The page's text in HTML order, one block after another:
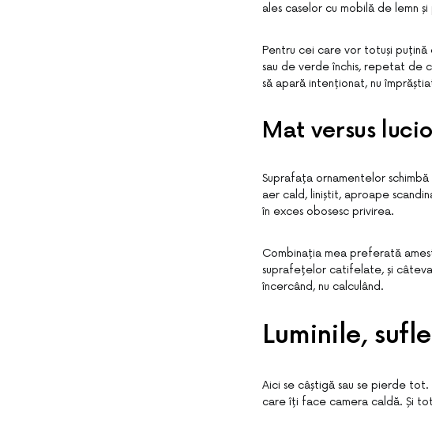
ales caselor cu mobilă de lemn
Pentru cei care vor totuși puțină
sau de verde închis, repetat de
să apară intenționat, nu
Mat versus
Suprafața ornamentelor
aer cald, liniștit, aproape
în exces obosesc privirea.
Combinația mea preferată
suprafețelor catifelate, și câteva
încercând, nu calculând.
Luminile,
Aici se câștigă sau se pierde tot.
care îți face camera caldă. Și